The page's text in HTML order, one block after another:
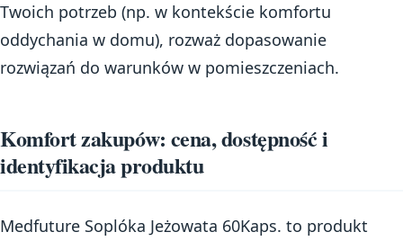
Twoich potrzeb (np. w kontekście komfortu
oddychania w domu), rozważ dopasowanie
rozwiązań do warunków w pomieszczeniach.
Komfort zakupów: cena, dostępność i
identyfikacja produktu
Medfuture Soplóka Jeżowata 60Kaps. to produkt